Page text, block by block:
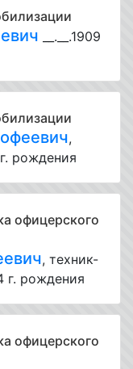
__.__.1909
,
рождения
офицерского
, техник-
г. рождения
офицерского